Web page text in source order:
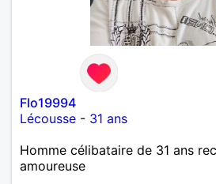
Flo19994
Lécousse - 31 ans
Homme célibataire de 31 ans
amoureuse